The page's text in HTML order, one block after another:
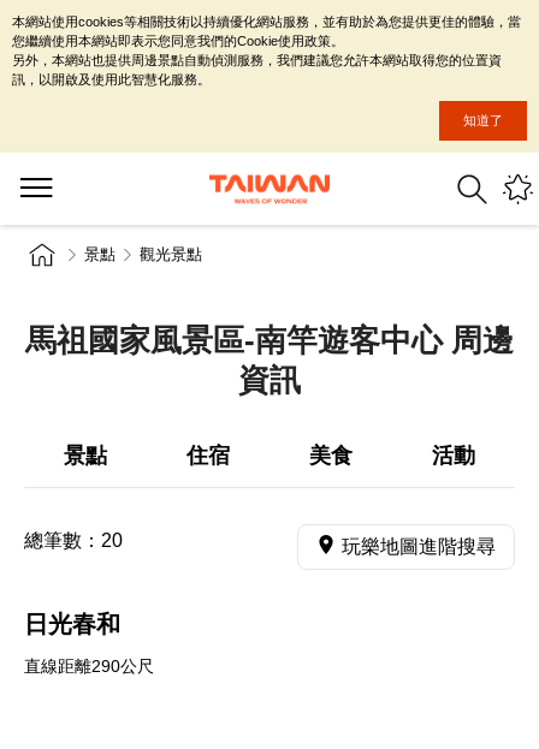
景點 觀光景點
馬祖國家風景區-南竿遊客中心 周邊
資訊
景點 住宿 美食 活動
總筆數： 20 玩樂地圖進階搜尋
日光春和
直線距離290公尺
本網站使用cookies等相關技術以持續優化網站服務，並有助於為您提供更佳的體驗，當
您繼續使用本網站即表示您同意我們的Cookie使用政策。
另外，本網站也提供周邊景點自動偵測服務，我們建議您允許本網站取得您的位置資
訊，以開啟及使用此智慧化服務。
知道了